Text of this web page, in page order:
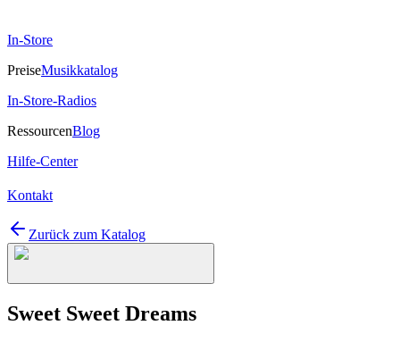
In-Store
PreiseMusikkatalog
In-Store-Radios
RessourcenBlog
Hilfe-Center
Kontakt
Zurück zum Katalog
Sweet Sweet Dreams